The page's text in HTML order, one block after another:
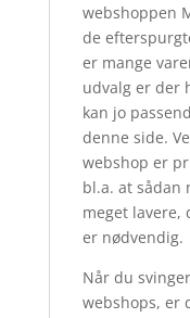
webshoppen
de
er mange
udvalg er der
kan jo
denne side.
webshop er
bl.a. at sådan
meget lavere,
er nødvendig.
Når du
webshops, er